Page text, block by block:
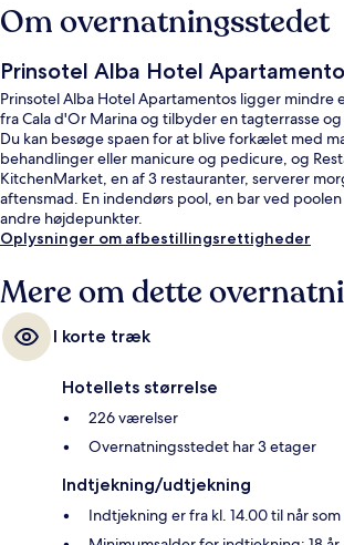
Om overnatningsstedet
Prinsotel Alba Hotel
Prinsotel Alba Hotel Apartamentos ligger mindre
fra Cala d'Or Marina og tilbyder en tagterrasse
Du kan besøge spaen for at blive forkælet med
behandlinger eller manicure og pedicure, og
KitchenMarket, en af 3 restauranter, serverer
aftensmad. En indendørs pool, en bar ved
andre højdepunkter.
Oplysninger om afbestillingsrettigheder
Mere om dette
I korte træk
Hotellets størrelse
226 værelser
Overnatningsstedet har 3 etager
Indtjekning/udtjekning
Indtjekning er fra kl. 14.00 til når